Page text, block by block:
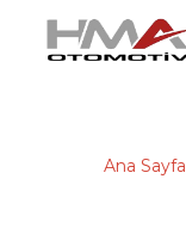
Ana Sayfa